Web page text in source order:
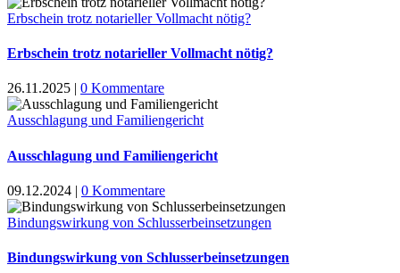
Erbschein trotz notarieller Vollmacht nötig?
Erbschein trotz notarieller Vollmacht nötig?
26.11.2025 | 0 Kommentare
Ausschlagung und Familiengericht
Ausschlagung und Familiengericht
09.12.2024 | 0 Kommentare
Bindungswirkung von Schlusserbeinsetzungen
Bindungswirkung von Schlusserbeinsetzungen